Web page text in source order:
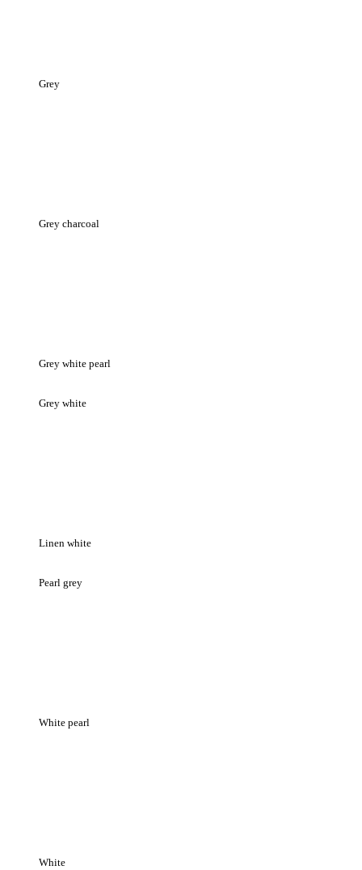
Grey
Grey charcoal
Grey white pearl
Grey white
Linen white
Pearl grey
White pearl
White